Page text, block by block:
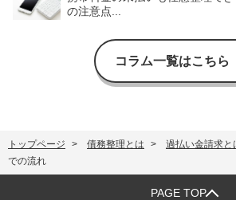
の注意点...
コラム一覧はこちら
トップページ 債務整理とは 過払い金請求と
での流れ
PAGE TOP